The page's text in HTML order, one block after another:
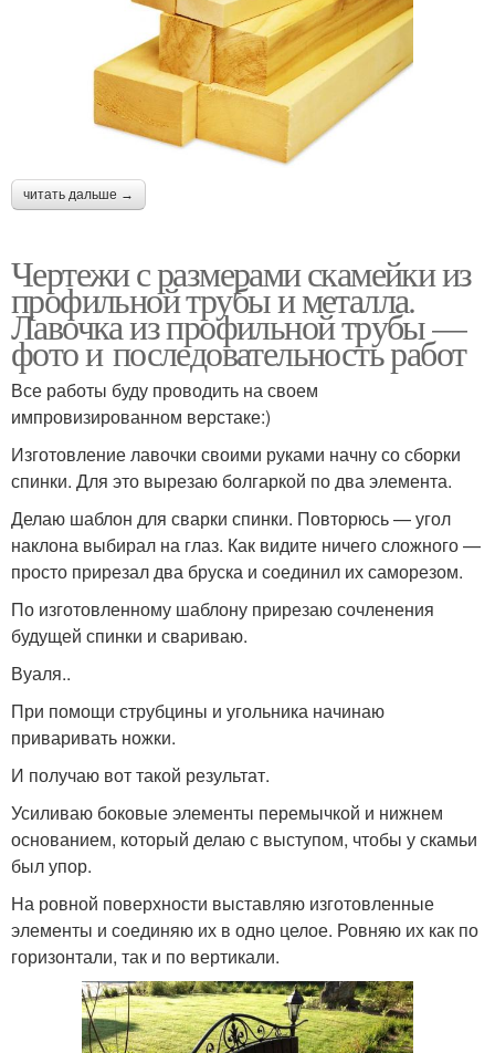
читать дальше →
Чертежи с размерами скамейки из
профильной трубы и металла.
Лавочка из профильной трубы —
фото и последовательность работ
Все работы буду проводить на своем
импровизированном верстаке:)
Изготовление лавочки своими руками начну со сборки
спинки. Для это вырезаю болгаркой по два элемента.
Делаю шаблон для сварки спинки. Повторюсь — угол
наклона выбирал на глаз. Как видите ничего сложного —
просто прирезал два бруска и соединил их саморезом.
По изготовленному шаблону прирезаю сочленения
будущей спинки и свариваю.
Вуаля..
При помощи струбцины и угольника начинаю
приваривать ножки.
И получаю вот такой результат.
Усиливаю боковые элементы перемычкой и нижнем
основанием, который делаю с выступом, чтобы у скамьи
был упор.
На ровной поверхности выставляю изготовленные
элементы и соединяю их в одно целое. Ровняю их как по
горизонтали, так и по вертикали.